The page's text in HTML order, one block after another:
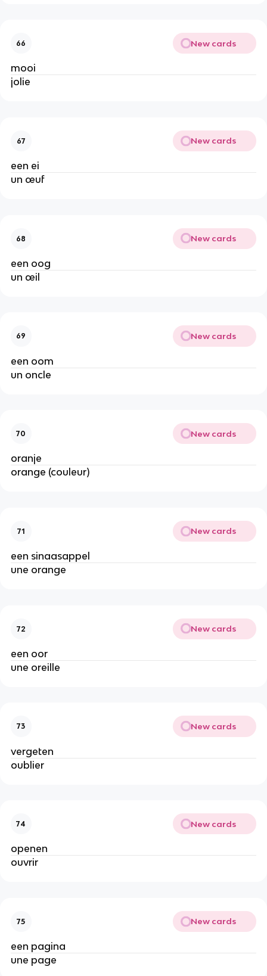
66 New cards
mooi
jolie
67 New cards
een ei
un œuf
68 New cards
een oog
un œil
69 New cards
een oom
un oncle
70 New cards
oranje
orange (couleur)
71 New cards
een sinaasappel
une orange
72 New cards
een oor
une oreille
73 New cards
vergeten
oublier
74 New cards
openen
ouvrir
75 New cards
een pagina
une page